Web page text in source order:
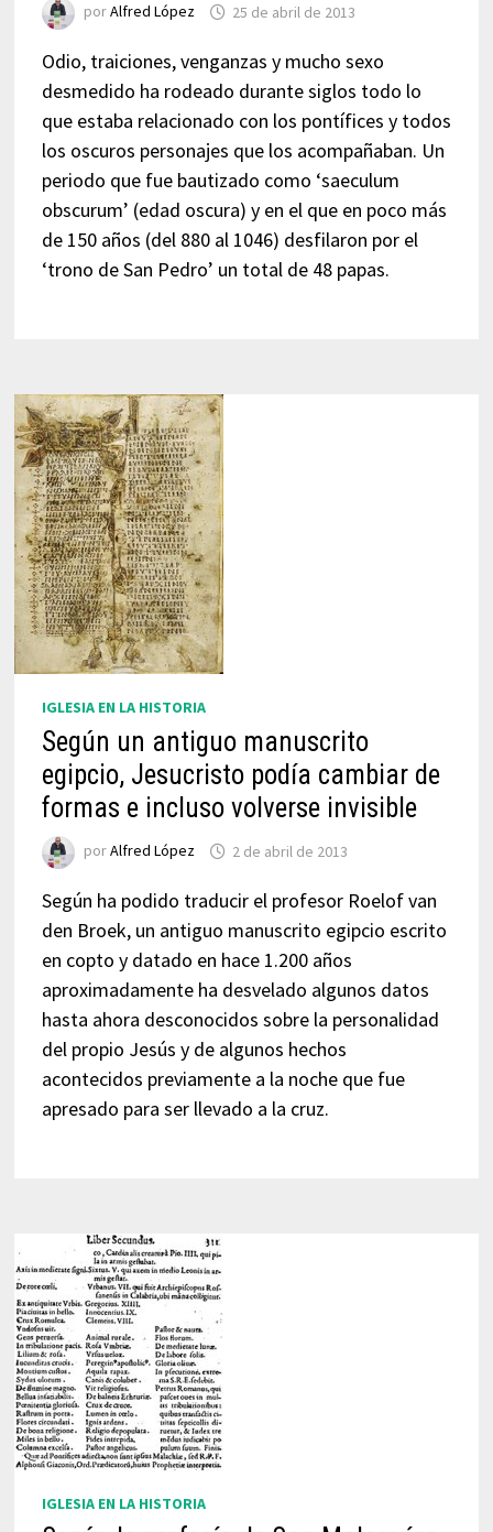
porAlfred López 25 de abril de 2013
Odio, traiciones, venganzas y mucho sexo
desmedido ha rodeado durante siglos todo lo
que estaba relacionado con los pontífices y todos
los oscuros personajes que los acompañaban. Un
periodo que fue bautizado como ‘saeculum
obscurum’ (edad oscura) y en el que en poco más
de 150 años (del 880 al 1046) desfilaron por el
‘trono de San Pedro’ un total de 48 papas.
IGLESIA EN LA HISTORIA
Según un antiguo manuscrito
egipcio, Jesucristo podía cambiar de
formas e incluso volverse invisible
porAlfred López 2 de abril de 2013
Según ha podido traducir el profesor Roelof van
den Broek, un antiguo manuscrito egipcio escrito
en copto y datado en hace 1.200 años
aproximadamente ha desvelado algunos datos
hasta ahora desconocidos sobre la personalidad
del propio Jesús y de algunos hechos
acontecidos previamente a la noche que fue
apresado para ser llevado a la cruz.
IGLESIA EN LA HISTORIA